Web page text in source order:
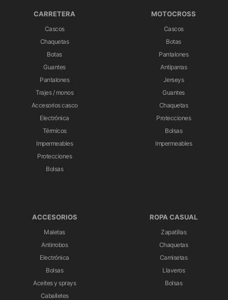
CARRETERA
Cascos
Chaquetas
Botas
Guantes
Pantalones
Trajes / monos
Accesorios casco
Electrónica
Térmicos
Impermeables
Protecciones
Bolsas
MOTOCROSS
Cascos
Botas
Pantalones
Antiparras
Jerseys
Guantes
Chaquetas
Protecciones
Bolsas
Impermeables
ACCESORIOS
Maletas
Antirrobos
Electrónica
Bolsas
Aceites y sprays
Caballetes
ROPA CASUAL
Zapatillas
Chaquetas
Camisetas
Llaveros
Bolsas